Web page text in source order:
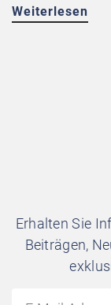
Weiterlesen
Erhalten Sie
Beiträgen,